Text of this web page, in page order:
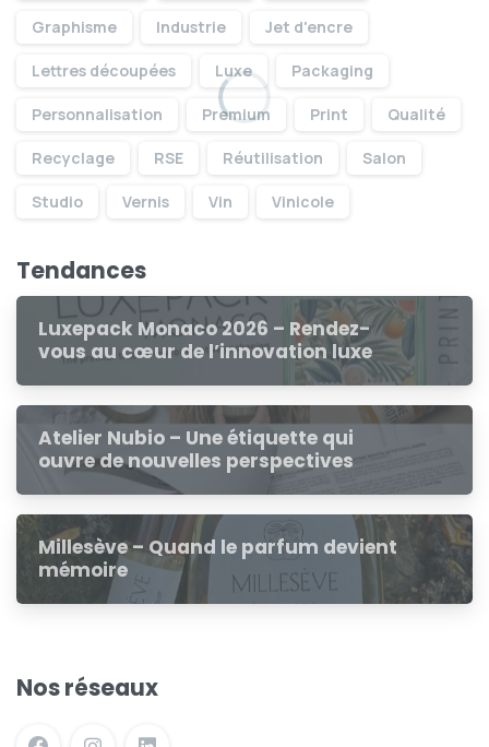
Graphisme Industrie Jet d'encre
Lettres découpées Luxe Packaging
Personnalisation Premium Print Qualité
Recyclage RSE Réutilisation Salon
Studio Vernis Vin Vinicole
Tendances
Luxepack Monaco 2026 – Rendez-
vous au cœur de l’innovation luxe
Atelier Nubio – Une étiquette qui
ouvre de nouvelles perspectives
Millesève – Quand le parfum devient
mémoire
Nos réseaux